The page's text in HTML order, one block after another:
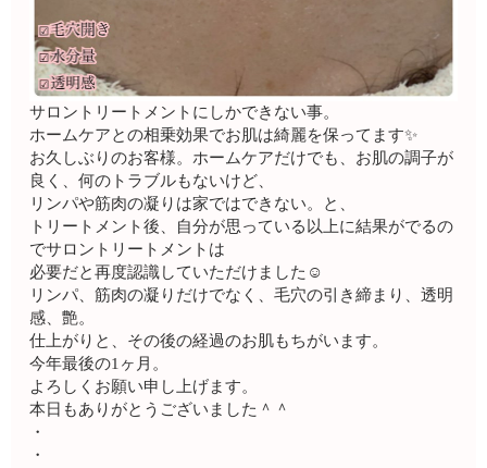
サロントリートメントにしかできない事。
ホームケアとの相乗効果でお肌は綺麗を保ってます✨
お久しぶりのお客様。ホームケアだけでも、お肌の調子が
良く、何のトラブルもないけど、
リンパや筋肉の凝りは家ではできない。と、
トリートメント後、自分が思っている以上に結果がでるの
でサロントリートメントは
必要だと再度認識していただけました☺️
リンパ、筋肉の凝りだけでなく、毛穴の引き締まり、透明
感、艶。
仕上がりと、その後の経過のお肌もちがいます。
今年最後の1ヶ月。
よろしくお願い申し上げます。
本日もありがとうございました＾＾
・
・